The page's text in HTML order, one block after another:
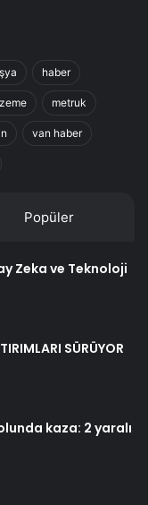
haber
metruk
van haber
Popüler
Zeka ve Teknoloji
SÜRÜYOR
kaza: 2 yaralı